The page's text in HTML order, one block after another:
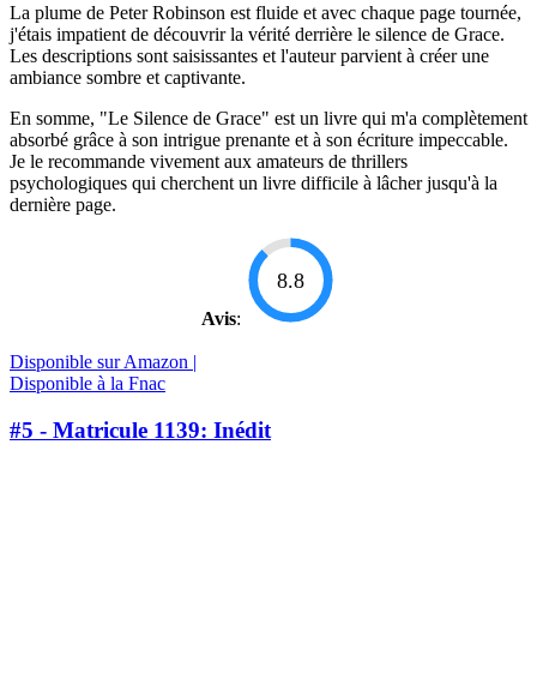
La plume de Peter Robinson est fluide et avec chaque page tournée,
j'étais impatient de découvrir la vérité derrière le silence de Grace.
Les descriptions sont saisissantes et l'auteur parvient à créer une
ambiance sombre et captivante.
En somme, "Le Silence de Grace" est un livre qui m'a complètement
absorbé grâce à son intrigue prenante et à son écriture impeccable.
Je le recommande vivement aux amateurs de thrillers
psychologiques qui cherchent un livre difficile à lâcher jusqu'à la
dernière page.
Avis:
8.8
Disponible sur Amazon |
Disponible à la Fnac
#5 - Matricule 1139: Inédit